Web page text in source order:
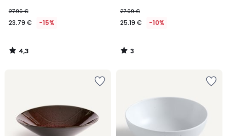
27.99 €
23.79 € -15%
4,3
/
27.99 €
25.19 € -10%
3
/